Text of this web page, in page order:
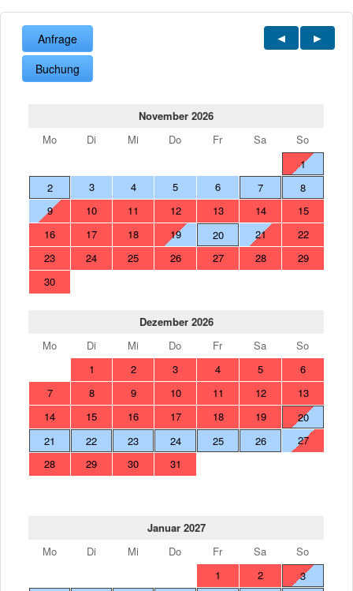
Anfrage
Buchung
November 2026
Mo
Di Mi Do Fr Sa
So
1
2
3 4 5 6 7
8
9
10 11 12 13 14
15
16
17 18 19 20 21
22
23
24 25 26 27 28
29
30
Dezember 2026
Mo
Di Mi Do Fr Sa
So
1
2 3 4 5
6
7
8 9 10 11 12
13
14
15 16 17 18 19
20
21
22 23 24 25 26
27
28
29 30 31
Januar 2027
Mo
Di Mi Do Fr Sa
So
1
2
3